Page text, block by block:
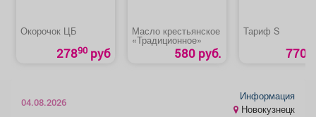
Окорочок ЦБ
27890 руб
Масло крестьянское
«Традиционное»
580 руб.
Тариф S
770
04.08.2026
Информация
Новокузнецк